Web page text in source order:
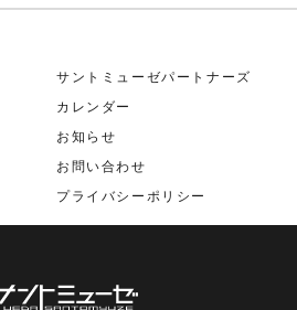
サントミューゼパートナーズ
カレンダー
お知らせ
お問い合わせ
プライバシーポリシー